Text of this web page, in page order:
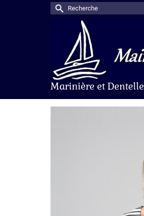
Rechercher :
Marinière et Dentelle